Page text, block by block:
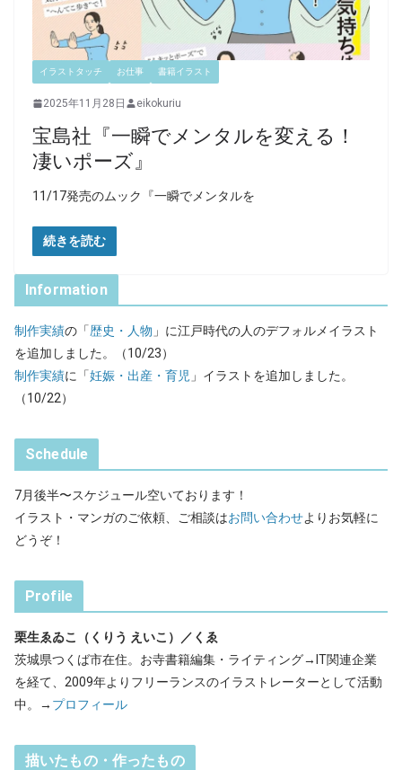
イラストタッチ お仕事 書籍イラスト
2025年11月28日 eikokuriu
宝島社『一瞬でメンタルを変える！
凄いポーズ』
11/17発売のムック『一瞬でメンタルを
続きを読む
Information
制作実績の「歴史・人物 」に江戸時代の人のデフォルメイラスト
を追加しました。（10/23）
制作実績に「妊娠・出産・育児 」イラストを追加しました。
（10/22）
Schedule
7月後半〜スケジュール空いております！
イラスト・マンガのご依頼、ご相談はお問い合わせよりお気軽に
どうぞ！
Profile
栗生ゑゐこ（くりう えいこ）／くゑ
茨城県つくば市在住。お寺書籍編集・ライティング→IT関連企業
を経て、2009年よりフリーランスのイラストレーターとして活動
中。→ プロフィール
描いたもの・作ったもの